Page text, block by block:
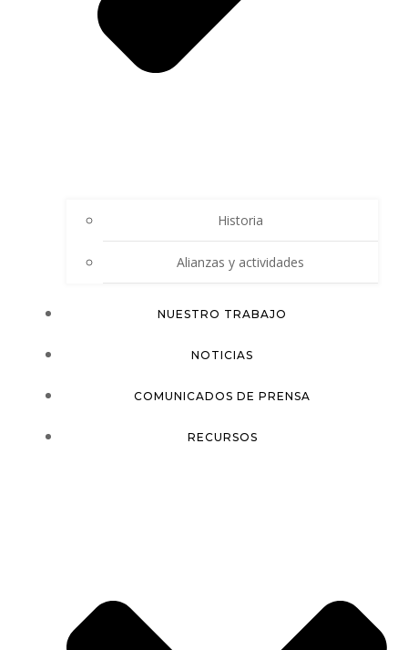
Historia
Alianzas y actividades
NUESTRO TRABAJO
NOTICIAS
COMUNICADOS DE PRENSA
RECURSOS